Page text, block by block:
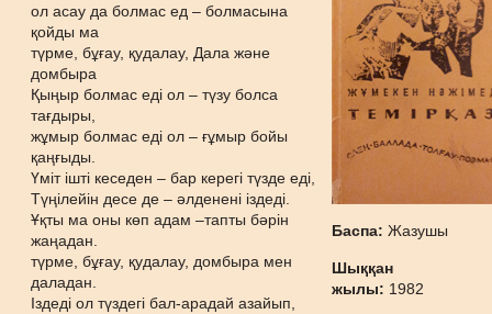
ол асау да болмас ед – болмасына
қойды ма
түрме, бұғау, қудалау, Дала және
домбыра
Қыңыр болмас еді ол – түзу болса
тағдыры,
жұмыр болмас еді ол – ғұмыр бойы
қаңғыды.
Үміт ішті кеседен – бар керегі түзде еді,
Түңілейін десе де – әлденені іздеді.
Ұқты ма оны көп адам –тапты бәрін
жаңадан.
түрме, бұғау, қудалау, домбыра мен
даладан.
Іздеді ол түздегі бал-арадай азайып,
Баспа:Жазушы
Шыққан
жылы: 1982